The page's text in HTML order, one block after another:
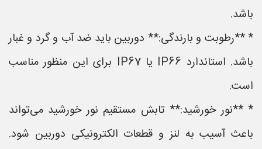
باشد.
* **رطوبت و بارندگی:** دوربین باید ضد آب و گرد و غبار
باشد. استاندارد IP66 یا IP67 برای این منظور مناسب
است.
* **نور خورشید:** تابش مستقیم نور خورشید می‌تواند
باعث آسیب به لنز و قطعات الکترونیکی دوربین شود.